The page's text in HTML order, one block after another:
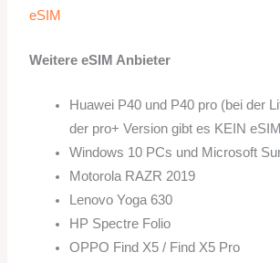
eSIM
Weitere eSIM Anbieter
Huawei P40 und P40 pro (bei der
der pro+ Version gibt es KEIN
Windows 10 PCs und Microsoft
Motorola RAZR 2019
Lenovo Yoga 630
HP Spectre Folio
OPPO Find X5 / Find X5 Pro